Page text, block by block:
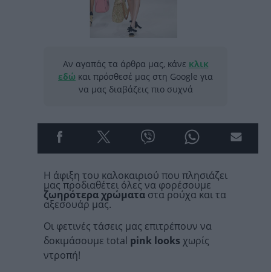
Αν αγαπάς τα άρθρα μας, κάνε κλικ
εδώ και πρόσθεσέ μας στη Google για
να μας διαβάζεις πιο συχνά
Η άφιξη του καλοκαιριού που πλησιάζει
μας προδιαθέτει όλες να φορέσουμε
ζωηρότερα χρώματα στα ρούχα και τα
αξεσουάρ μας.
Οι φετινές τάσεις μας επιτρέπουν να
δοκιμάσουμε total pink looks χωρίς
ντροπή!